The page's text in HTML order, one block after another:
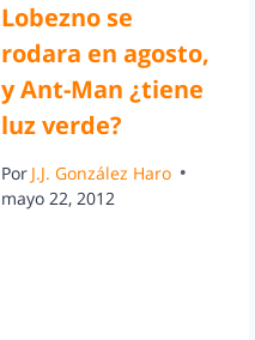
Lobezno se
rodara en agosto,
y Ant-Man ¿tiene
luz verde?
Por J.J. González Haro
mayo 22, 2012